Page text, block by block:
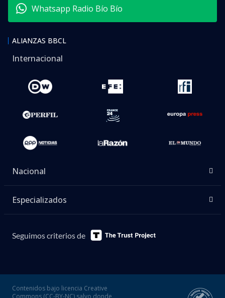
Whatsapp Radio Bío Bío
ALIANZAS BBCL
Internacional
Nacional
Especializados
Seguimos criterios de
Contenidos bajo licencia Creative
Commons (CC-BY-NC) salvo donde